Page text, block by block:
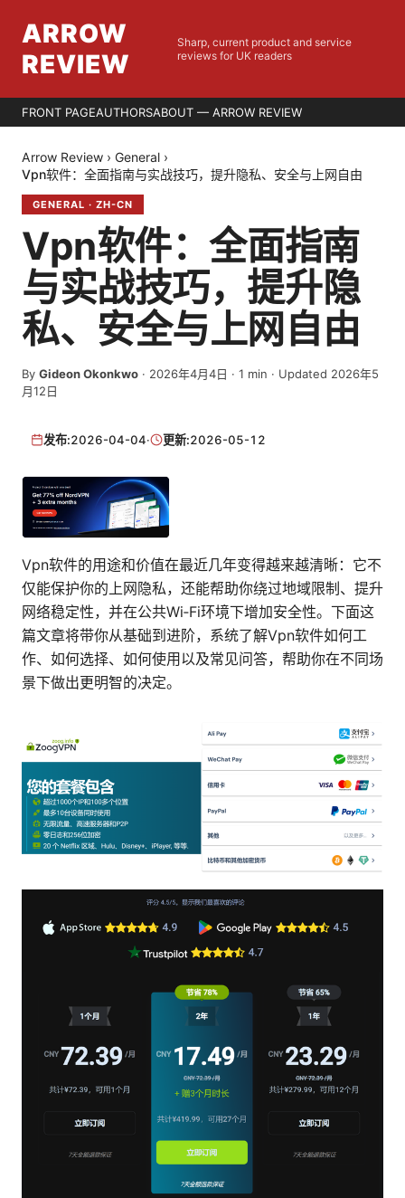
ARROW
REVIEW
Sharp, current product and service
reviews for UK readers
FRONT PAGEAUTHORSABOUT — ARROW REVIEW
Arrow Review › General ›
Vpn软件：全面指南与实战技巧，提升隐私、安全与上网自由
GENERAL · ZH-CN
Vpn软件：全面指南
与实战技巧，提升隐
私、安全与上网自由
By Gideon Okonkwo · 2026年4月4日 · 1 min · Updated 2026年5
月12日
发布:2026-04-04· 更新:2026-05-12
Vpn软件的用途和价值在最近几年变得越来越清晰：它不
仅能保护你的上网隐私，还能帮助你绕过地域限制、提升
网络稳定性，并在公共Wi‑Fi环境下增加安全性。下面这
篇文章将带你从基础到进阶，系统了解Vpn软件如何工
作、如何选择、如何使用以及常见问答，帮助你在不同场
景下做出更明智的决定。